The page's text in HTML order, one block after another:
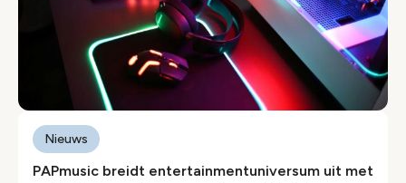
PAPmusic breidt entertainmentuniversum uit met
Nieuws